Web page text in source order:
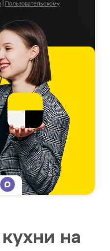
Пользовательскому
на